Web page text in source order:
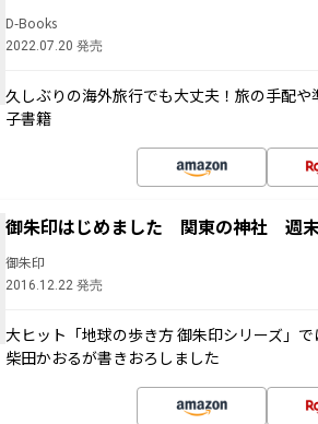
D-Books
2022.07.20 発売
久しぶりの海外旅行でも大丈夫！旅の手配
子書籍
御朱印はじめました 関東の神社 週
御朱印
2016.12.22 発売
大ヒット「地球の歩き方 御朱印シリーズ」
柴田かおるが書きおろしました